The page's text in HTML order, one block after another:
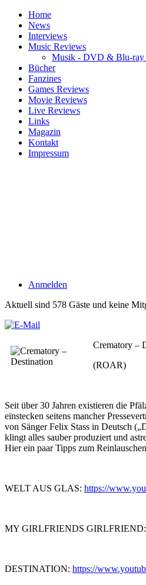
Home
News
Interviews
Music Reviews
Musik - DVD & Blu-ray
Bücher
Fanzines
Games Reviews
Movie Reviews
Live Reviews
Links
Magazin
Kontakt
Impressum
Anmelden
Aktuell sind 578 Gäste und keine
Crematory –
(ROAR)
Seit über 30 Jahren existieren die
einstecken seitens mancher
von Sänger Felix Stass in Deutsch
klingt alles sauber produziert und
Hier ein paar Tipps zum
WELT AUS GLAS: https://
MY GIRLFRIENDS GIRLFRIEND:
DESTINATION: https://